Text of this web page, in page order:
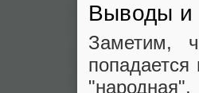
Выводы и
Заметим,